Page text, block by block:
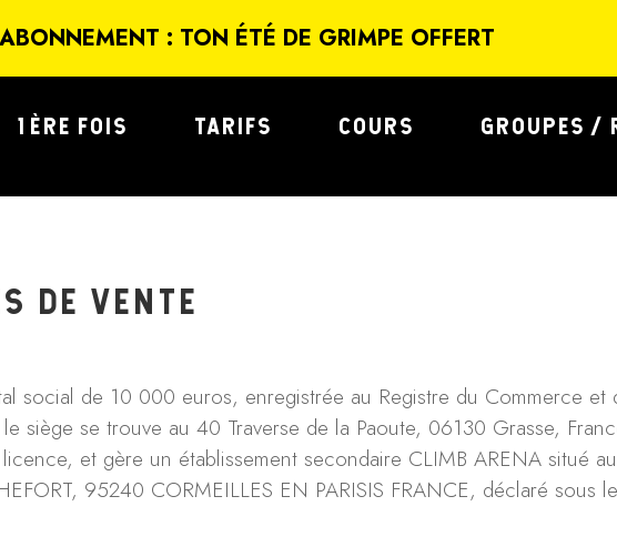
: TON ÉTÉ DE GRIMPE OFFERT
1ÈRE FOIS TARIFS COURS GROUPES /
DE VENTE
social de 10 000 euros, enregistrée au Registre du Commerce et
siège se trouve au 40 Traverse de la Paoute, 06130 Grasse,
et gère un établissement secondaire CLIMB ARENA situé
95240 CORMEILLES EN PARISIS FRANCE, déclaré sous